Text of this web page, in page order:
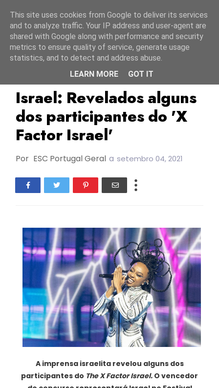
Israel X Factor Israel
Israel: Revelados alguns
dos participantes do 'X
Factor Israel'
Por ESC Portugal Geral a setembro 04, 2021
A imprensa israelita revelou alguns dos
participantes do The X Factor Israel. O vencedor
This site uses cookies from Google to deliver its services
and to analyze traffic. Your IP address and user-agent are
shared with Google along with performance and security
metrics to ensure quality of service, generate usage
statistics, and to detect and address abuse.
LEARN MORE
GOT IT